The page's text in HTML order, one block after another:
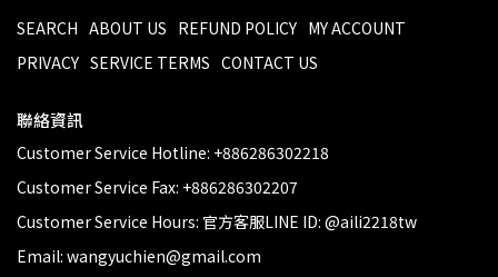
SEARCH ABOUT US REFUND POLICY MY ACCOUNT
PRIVACY SERVICE TERMS CONTACT US
聯絡資訊
Customer Service Hotline: +886286302218
Customer Service Fax: +886286302207
Customer Service Hours: 官方客服LINE ID: @aili2218tw
Email: wangyuchien@gmail.com